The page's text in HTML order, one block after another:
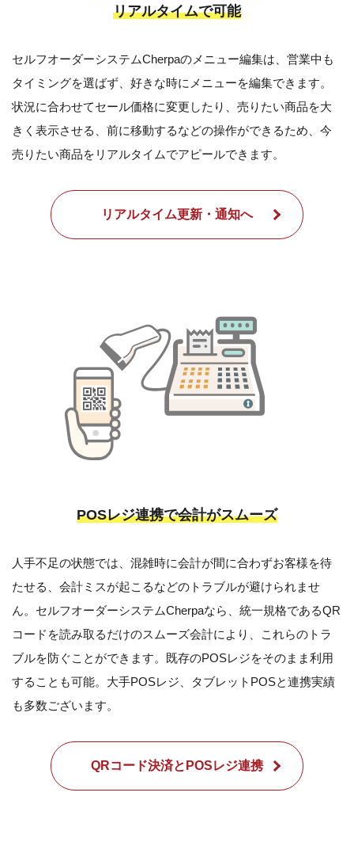
リアルタイムで可能
セルフオーダーシステムCherpaのメニュー編集は、営業中も
タイミングを選ばず、好きな時にメニューを編集できます。
状況に合わせてセール価格に変更したり、売りたい商品を大
きく表示させる、前に移動するなどの操作ができるため、今
売りたい商品をリアルタイムでアピールできます。
リアルタイム更新・通知へ
POSレジ連携で会計がスムーズ
人手不足の状態では、混雑時に会計が間に合わずお客様を待
たせる、会計ミスが起こるなどのトラブルが避けられませ
ん。セルフオーダーシステムCherpaなら、統一規格であるQR
コードを読み取るだけのスムーズ会計により、これらのトラ
ブルを防ぐことができます。既存のPOSレジをそのまま利用
することも可能。大手POSレジ、タブレットPOSと連携実績
も多数ございます。
QRコード決済とPOSレジ連携